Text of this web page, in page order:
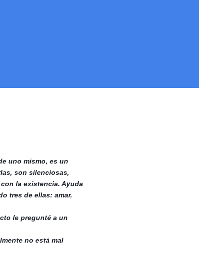
uno mismo, es un
son silenciosas,
la existencia. Ayuda
tres de ellas: amar,
le pregunté a un
no está mal